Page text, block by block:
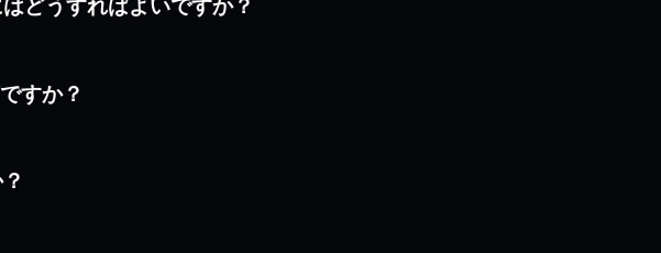
どうすればよいですか？
すか？